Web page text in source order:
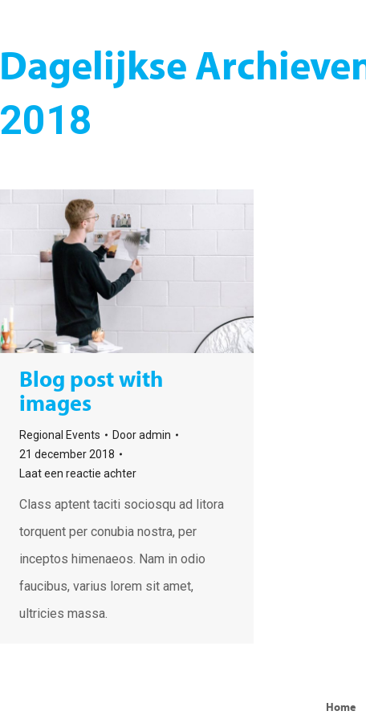
Dagelijkse
2018
Blog post with
images
Regional Events Dooradmin
21 december 2018
Laat een reactie achter
Class aptent taciti sociosqu ad litora
torquent per conubia nostra, per
inceptos himenaeos. Nam in odio
faucibus, varius lorem sit amet,
ultricies massa.
Home